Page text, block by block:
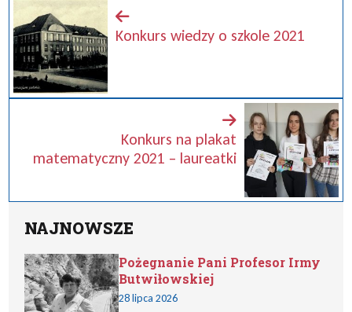
Konkurs wiedzy o szkole 2021
Konkurs na plakat
matematyczny 2021 – laureatki
NAJNOWSZE
Pożegnanie Pani Profesor Irmy
Butwiłowskiej
28 lipca 2026